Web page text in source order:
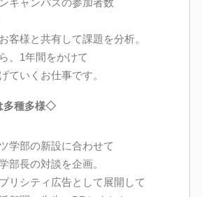
キャンパスの参加者数
客様と共有して課題を分析。
、1年間をかけて
ていくお仕事です。
種多様◇
学部の新設に合わせて
部長の対談を企画。
リシティ広告として展開して